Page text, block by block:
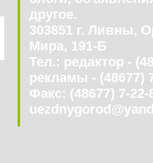
другое.
303851 г. Ливны,
Мира, 191-Б
Тел.: редактор -
рекламы - (48677)
Факс: (48677) 7-